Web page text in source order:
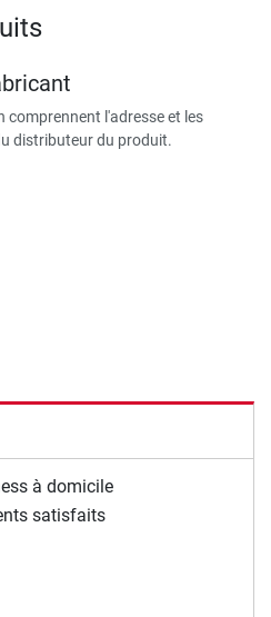
l'adresse et les
distributeur du produit.
à domicile
satisfaits